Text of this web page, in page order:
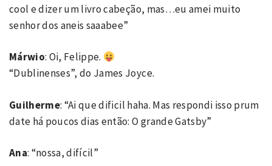
cool e dizer um livro cabeção, mas…eu amei muito
senhor dos aneis saaabee”
Márwio: Oi, Felippe.
“Dublinenses”, do James Joyce.
Guilherme: “Ai que dificil haha. Mas respondi isso prum
date há poucos dias então: O grande Gatsby”
Ana: “nossa, difícil”